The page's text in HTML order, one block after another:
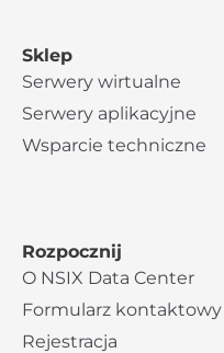
Sklep
Serwery wirtualne
Serwery aplikacyjne
Wsparcie techniczne
Rozpocznij
O NSIX Data Center
Formularz kontaktowy
Rejestracja